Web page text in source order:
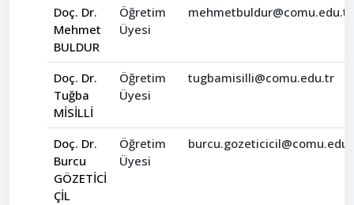
Doç. Dr.
Mehmet
BULDUR
Öğretim
Üyesi
mehmetbuldur@comu.edu.tr
Doç. Dr.
Tuğba
MİSİLLİ
Öğretim
Üyesi
tugbamisilli@comu.edu.tr
Doç. Dr.
Burcu
GÖZETİCİ
ÇİL
Öğretim
Üyesi